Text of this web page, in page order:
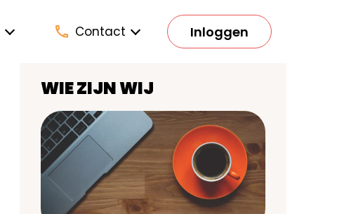
Contact Inloggen
WIE ZIJN WIJ
Image